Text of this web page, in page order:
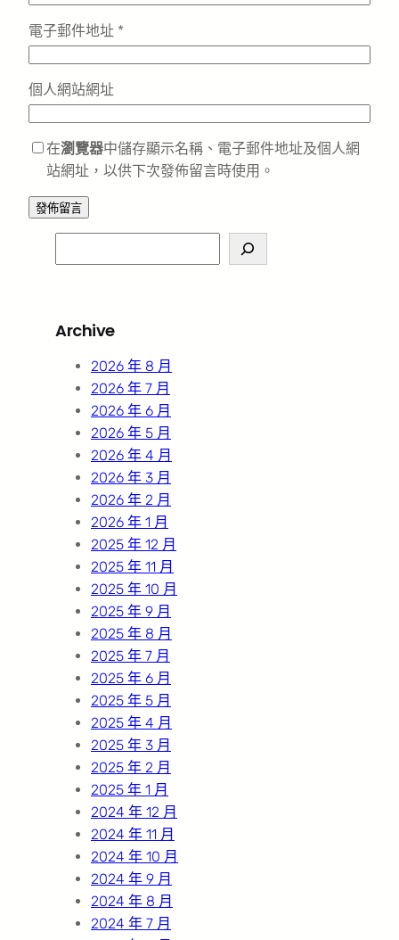
電子郵件地址 *
個人網站網址
在瀏覽器中儲存顯示名稱、電子郵件地址及個人網
站網址，以供下次發佈留言時使用。
e
c
Archive
2026 年 8 月
2026 年 7 月
2026 年 6 月
2026 年 5 月
2026 年 4 月
2026 年 3 月
2026 年 2 月
2026 年 1 月
2025 年 12 月
2025 年 11 月
2025 年 10 月
2025 年 9 月
2025 年 8 月
2025 年 7 月
2025 年 6 月
2025 年 5 月
2025 年 4 月
2025 年 3 月
2025 年 2 月
2025 年 1 月
2024 年 12 月
2024 年 11 月
2024 年 10 月
2024 年 9 月
2024 年 8 月
2024 年 7 月